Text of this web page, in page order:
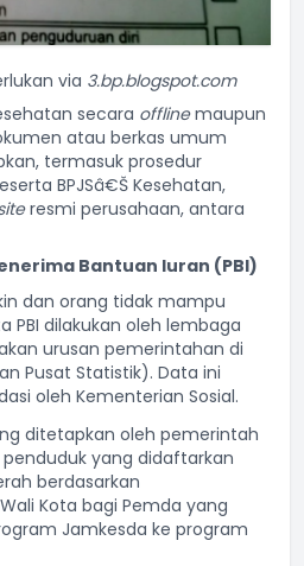
via 3.bp.blogspot.com
secara offlinemaupun
atau berkas umum
termasuk prosedur
BPJSâ€Š Kesehatan,
resmi perusahaan, antara
Bantuan Iuran (PBI)
dan orang tidak mampu
PBI dilakukan oleh lembaga
urusan pemerintahan di
Pusat Statistik). Data ini
oleh Kementerian Sosial.
ditetapkan oleh pemerintah
yang didaftarkan
berdasarkan
Kota bagi Pemda yang
Jamkesda ke program